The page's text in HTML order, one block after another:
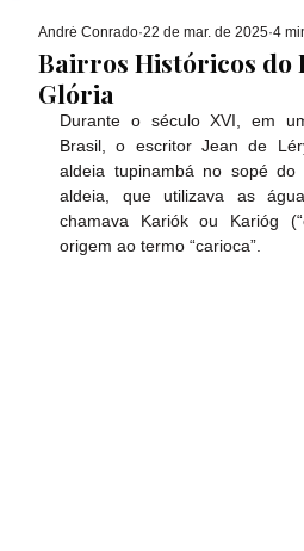
Bairros Históricos do
Glória
André Conrado 22 de mar. de 2025 4
Durante o século XVI, em
Brasil, o escritor Jean de
aldeia tupinambá no sopé
aldeia, que utilizava as
chamava Kariók ou Karióg
origem ao termo “carioca”.